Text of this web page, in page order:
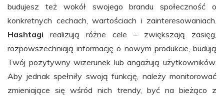
budujesz też wokół swojego brandu społeczność o
konkretnych cechach, wartościach i zainteresowaniach.
Hashtagi realizują różne cele – zwiększają zasięg,
rozpowszechniają informację o nowym produkcie, budują
Twój pozytywny wizerunek lub angażują użytkowników.
Aby jednak spełniły swoją funkcję, należy monitorować
zmieniające się wśród nich trendy, być na bieżąco z